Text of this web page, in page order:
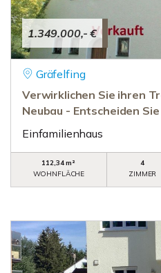
1.349.000,- €
Gräfelfing
Verwirklichen Sie ihren
Neubau - Entscheiden
Einfamilienhaus
112,34 m²
WOHNFLÄCHE
4
ZIMMER